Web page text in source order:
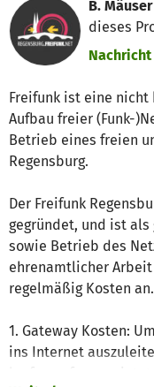
B.
dieses
Freifunk ist eine
Aufbau freier (Funk-
Betrieb eines freien
Regensburg.
Der Freifunk
gegründet, und ist als
sowie Betrieb des
ehrenamtlicher
regelmäßig Kosten an.
1. Gateway Kosten:
ins Internet